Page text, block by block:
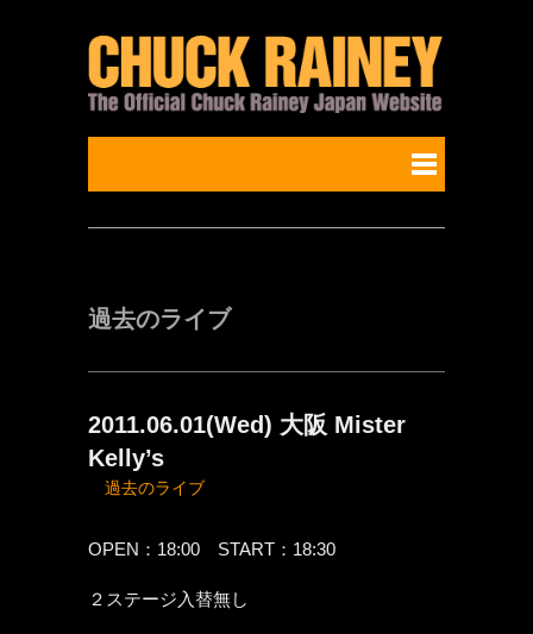
過去のライブ
2011.06.01(Wed) 大阪 Mister
Kelly’s
過去のライブ
OPEN：18:00 START：18:30
２ステージ入替無し